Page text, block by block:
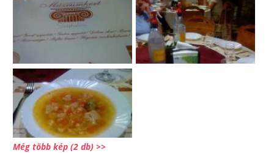
Még több kép (2 db) >>